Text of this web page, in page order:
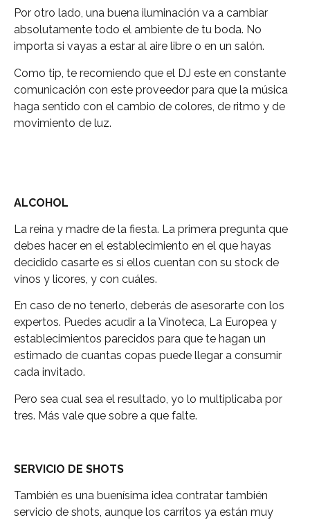
Por otro lado, una buena iluminación va a cambiar
absolutamente todo el ambiente de tu boda. No
importa si vayas a estar al aire libre o en un salón.
Como tip, te recomiendo que el DJ este en constante
comunicación con este proveedor para que la música
haga sentido con el cambio de colores, de ritmo y de
movimiento de luz.
ALCOHOL
La reina y madre de la fiesta. La primera pregunta que
debes hacer en el establecimiento en el que hayas
decidido casarte es si ellos cuentan con su stock de
vinos y licores, y con cuáles.
En caso de no tenerlo, deberás de asesorarte con los
expertos. Puedes acudir a la Vinoteca, La Europea y
establecimientos parecidos para que te hagan un
estimado de cuantas copas puede llegar a consumir
cada invitado.
Pero sea cual sea el resultado, yo lo multiplicaba por
tres. Más vale que sobre a que falte.
SERVICIO DE SHOTS
También es una buenísima idea contratar también
servicio de shots, aunque los carritos ya están muy